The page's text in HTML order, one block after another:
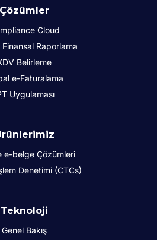
Çözümler
Cloud
Finansal Raporlama
Belirleme
e-Faturalama
Uygulaması
e-belge Çözümleri
Denetimi (CTCs)
Teknoloji
Genel Bakış